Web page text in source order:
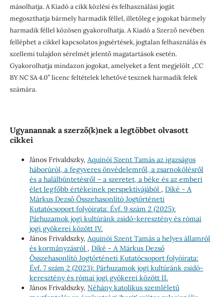
másolhatja. A Kiadó a cikk közlési és felhasználási jogát
megoszthatja bármely harmadik féllel, illetőleg e jogokat bármely
harmadik féllel közösen gyakorolhatja. A Kiadó a Szerző nevében
felléphet a cikkel kapcsolatos jogsértések, jogtalan felhasználás és
szellemi tulajdon sérelmét jelentő magatartások esetén.
Gyakorolhatja mindazon jogokat, amelyeket a fent megjelölt „CC
BY NC SA 4.0” licenc feltételek lehetővé tesznek harmadik felek
számára.
Ugyanannak a szerző(k)nek a legtöbbet olvasott
cikkei
János Frivaldszky, Aquinói Szent Tamás az igazságos
háborúról, a fegyveres önvédelemről, a zsarnokölésről
és a halálbüntetésről – a szeretet, a béke és az emberi
élet legfőbb értékeinek perspektívájából , Díké - A
Márkus Dezső Összehasonlító Jogtörténeti
Kutatócsoport folyóirata: Évf. 9 szám 2 (2025):
Párhuzamok jogi kultúránk zsidó-keresztény és római
jogi gyökerei között IV.
János Frivaldszky, Aquinói Szent Tamás a helyes államról
és kormányzásról , Díké - A Márkus Dezső
Összehasonlító Jogtörténeti Kutatócsoport folyóirata:
Évf. 7 szám 2 (2023): Párhuzamok jogi kultúránk zsidó-
keresztény és római jogi gyökerei között II.
János Frivaldszky, Néhány katolikus szemléletű